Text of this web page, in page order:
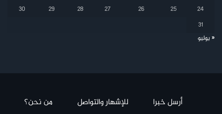
24
25
26
27
28
29
30
31
« يوليو
أرسل خبرا للإشهار والتواصل من نحن؟